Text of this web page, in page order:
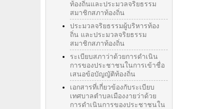
ท้องถิ่นและประมวลจริยธรรม
สมาชิกสภาท้องถิ่น
ประมวลจริยธรรมผู้บริหารท้อง
ถิ่น และประมวลจริยธรรม
สมาชิกสภาท้องถิ่น
ระเบียบสภาว่าด้วยการดำเนิน
การของประชาชนในการเข้าชื่อ
เสนอข้อบัญญัติท้องถิ่น
เอกสารที่เกี่ยวข้องกับระเบียบ
เทศบาลตำบลเมืองงายว่าด้วย
การดำเนินการของประชาชนใน